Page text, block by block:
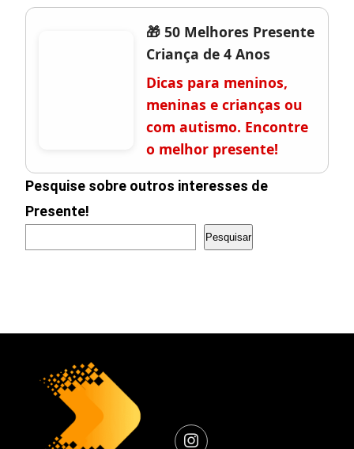
🎁 50 Melhores Presente
Criança de 4 Anos
Dicas para meninos,
meninas e crianças ou
com autismo. Encontre
o melhor presente!
Pesquise sobre outros interesses de
Presente!
Pesquisar